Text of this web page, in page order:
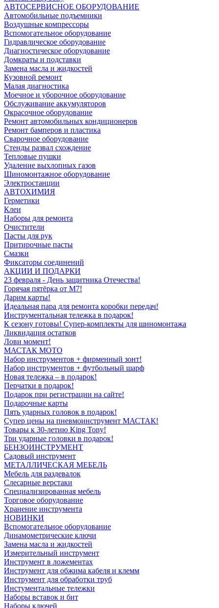
АВТОСЕРВИСНОЕ ОБОРУДОВАНИЕ
Автомобильные подъемники
Воздушные компрессоры
Вспомогательное оборудование
Гидравлическое оборудование
Диагностическое оборудование
Домкраты и подставки
Замена масла и жидкостей
Кузовной ремонт
Малая диагностика
Моечное и уборочное оборудование
Обслуживание аккумуляторов
Окрасочное оборудование
Ремонт автомобильных кондиционеров
Ремонт бамперов и пластика
Сварочное оборудование
Стенды развал схождение
Тепловые пушки
Удаление выхлопных газов
Шиномонтажное оборудование
Электростанции
АВТОХИМИЯ
Герметики
Клеи
Наборы для ремонта
Очистители
Пасты для рук
Притирочные пасты
Смазки
Фиксаторы соединений
АКЦИИ И ПОДАРКИ
23 февраля - День защитника Отечества!
Горячая пятёрка от M7!
Дарим карты!
Идеальная пара для ремонта коробки передач!
Инструментальная тележка в подарок!
К сезону готовы! Супер-комплекты для шиномонтажа
Ликвидация остатков
Лови момент!
МАСТАК МОТО
Набор инструментов + фирменный зонт!
Набор инструментов + футбольный шарф
Новая тележка – в подарок!
Перчатки в подарок!
Подарок при регистрации на сайте!
Подарочные карты
Пять ударных головок в подарок!
Супер цены на пневмоинструмент МАСТАК!
Товары к 30-летию King Tony!
Три ударные головки в подарок!
БЕНЗОИНСТРУМЕНТ
Садовый инструмент
МЕТАЛЛИЧЕСКАЯ МЕБЕЛЬ
Мебель для раздевалок
Слесарные верстаки
Специализированная мебель
Торговое оборудование
Хранение инструмента
НОВИНКИ
Вспомогательное оборудование
Динамометрические ключи
Замена масла и жидкостей
Измерительный инструмент
Инструмент в ложементах
Инструмент для обжима кабеля и клемм
Инструмент для обработки труб
Инстументальные тележки
Наборы вставок и бит
Наборы ключей